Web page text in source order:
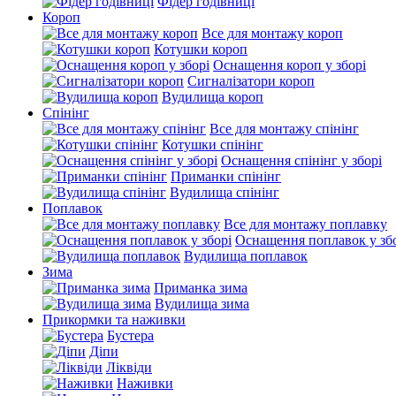
Короп
Все для монтажу короп
Котушки короп
Оснащення короп у зборі
Сигналізатори короп
Вудилища короп
Спінінг
Все для монтажу спінінг
Котушки спінінг
Оснащення спінінг у зборі
Приманки спінінг
Вудилища спінінг
Поплавок
Все для монтажу поплавку
Оснащення поплавок у
Вудилища поплавок
Зима
Приманка зима
Вудилища зима
Прикормки та наживки
Бустера
Діпи
Ліквіди
Наживки